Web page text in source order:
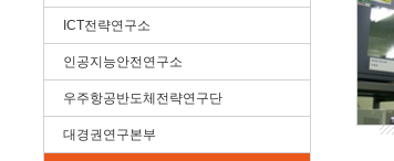
ICT전략연구소
인공지능안전연구소
우주항공반도체전략연구단
대경권연구본부